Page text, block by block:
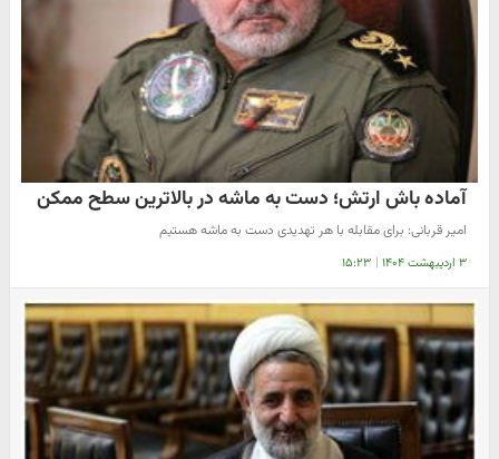
آماده باش ارتش؛ دست به ماشه در بالاترین سطح ممکن
امیر قربانی: برای مقابله با هر تهدیدی دست به ماشه هستیم
۳ اردیبهشت ۱۴۰۴ | ۱۵:۲۳